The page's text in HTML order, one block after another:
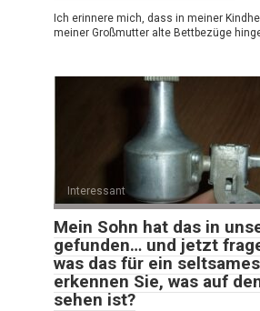
Ich erinnere mich, dass in meiner
meiner Großmutter alte Bettbezüge
Interessant
Mein Sohn hat das in
gefunden… und jetzt
was das für ein
erkennen Sie, was auf
sehen ist?